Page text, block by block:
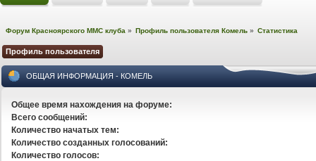
Форум Красноярского MMC клуба » Профиль пользователя Комель » Статистика
Профиль пользователя
ОБЩАЯ ИНФОРМАЦИЯ - КОМЕЛЬ
Общее время нахождения на форуме:
Всего сообщений:
Количество начатых тем:
Количество созданных голосований:
Количество голосов: